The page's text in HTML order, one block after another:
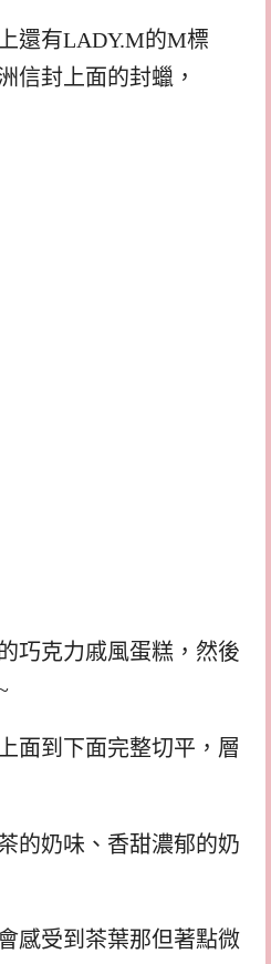
還有LADY.M的M標
信封上面的封蠟，
巧克力戚風蛋糕，然後
面到下面完整切平，層
的奶味、香甜濃郁的奶
感受到茶葉那但著點微